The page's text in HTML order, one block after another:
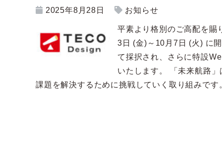
2025年8月28日 お知らせ
平素より格別のご高配を賜
3日 (金)～10月7日 (火) に
て採択され、さらに特設
いたします。 「未来航路
課題を解決するために挑戦していく取り組みです